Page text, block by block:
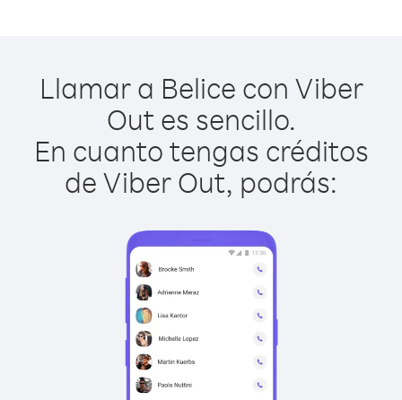
Llamar a Belice con Viber
Out es sencillo.
En cuanto tengas créditos
de Viber Out, podrás: